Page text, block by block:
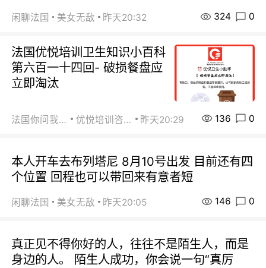
闲聊法国 美女无敌 昨天20:32 324 0
法国优悦培训卫生知识小百科
第六百一十四回- 破损餐盘应
立即淘汰
法国你问我答 优悦培训咨询 昨天20:29 136 0
本人开车去布列塔尼 8月10号出发 目前还有四
个位置 回程也可以带回来有意者短
闲聊法国 美女无敌 昨天20:05 146 0
真正见不得你好的人，往往不是陌生人，而是
身边的人。 陌生人成功，你会说一句“真厉